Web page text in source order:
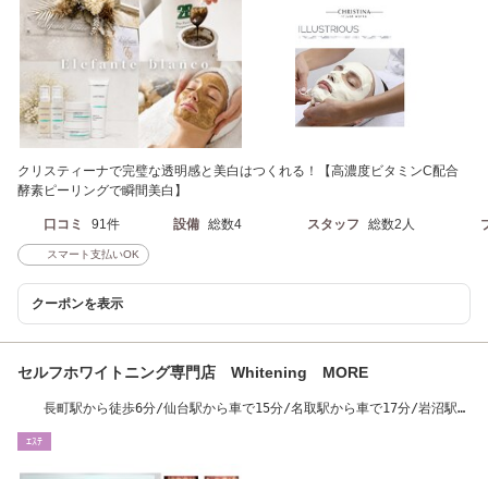
クリスティーナで完璧な透明感と美白はつくれる！【高濃度ビタミンC配合
酵素ピーリングで瞬間美白】
口コミ 91件 設備 総数4 スタッフ 総数2人
スマート支払いOK
クーポンを表示
セルフホワイトニング専門店 Whitening MORE
長町駅から徒歩6分/仙台駅から車で15分/名取駅から車で17分/岩沼駅か
ｴｽﾃ